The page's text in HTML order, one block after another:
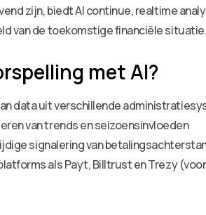
zijn, biedt AI continue, realtime
van de toekomstige financiële situatie.
met AI?
data uit verschillende
van trends en seizoensinvloeden
signalering van
als Payt, Billtrust en Trezy